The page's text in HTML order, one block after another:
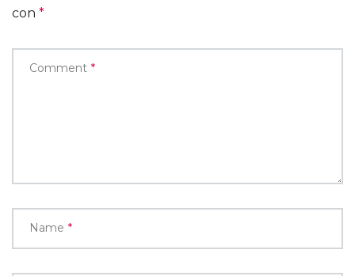
con *
Comment *
Name *